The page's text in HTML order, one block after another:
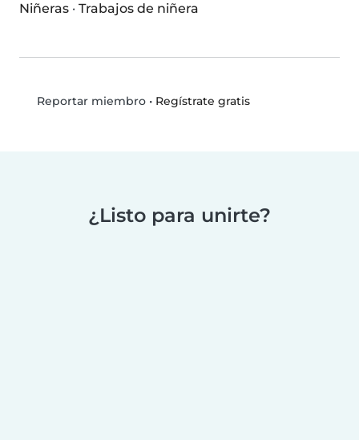
Niñeras · Trabajos de niñera
Reportar miembro• Regístrate gratis
¿Listo para unirte?